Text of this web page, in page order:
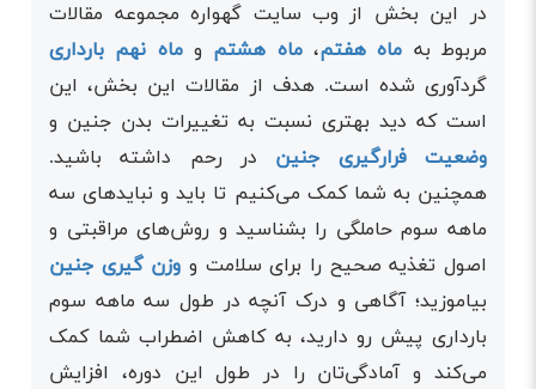
در این بخش از وب سایت گهواره مجموعه مقالات
مربوط به ماه هفتم،ماه هشتم وماه نهم بارداری
گردآوری شده است. هدف از مقالات این بخش، این
است که دید بهتری نسبت به تغییرات بدن جنین و
وضعیت فرارگیری جنین
در رحم داشته باشید.
همچنین به شما کمک می‌کنیم تا باید و نبایدهای سه
ماهه سوم حاملگی را بشناسید و روش‌های مراقبتی و
اصول تغذیه صحیح را برای سلامت و وزن گیری جنین
بیاموزید؛ آگاهی و درک آنچه در طول سه ماهه سوم
بارداری پیش رو دارید، به کاهش اضطراب شما کمک
می‌کند و آمادگی‌تان را در طول این دوره، افزایش